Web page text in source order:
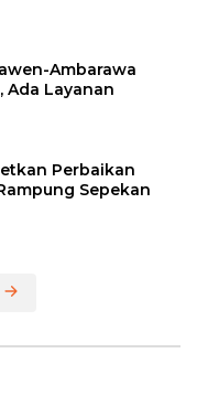
Ambarawa
Ada Layanan
Perbaikan
Sepekan